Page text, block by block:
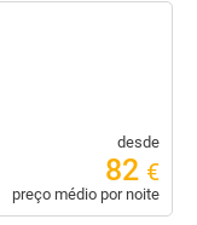
desde
82 €
preço médio por noite